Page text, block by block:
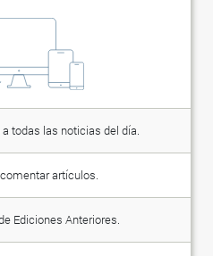
todas las noticias del día.
artículos.
Ediciones Anteriores.